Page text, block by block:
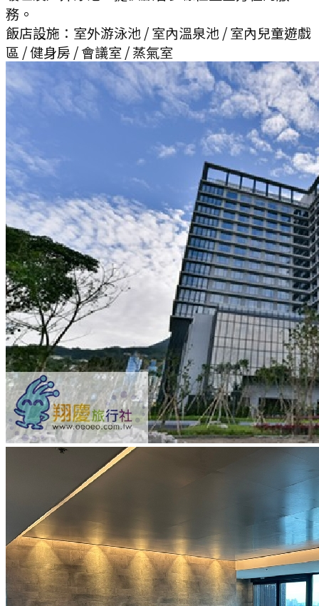
務。
飯店設施： 室外游泳池 / 室內溫泉池 / 室內兒童遊戲
區 / 健身房 / 會議室 / 蒸氣室